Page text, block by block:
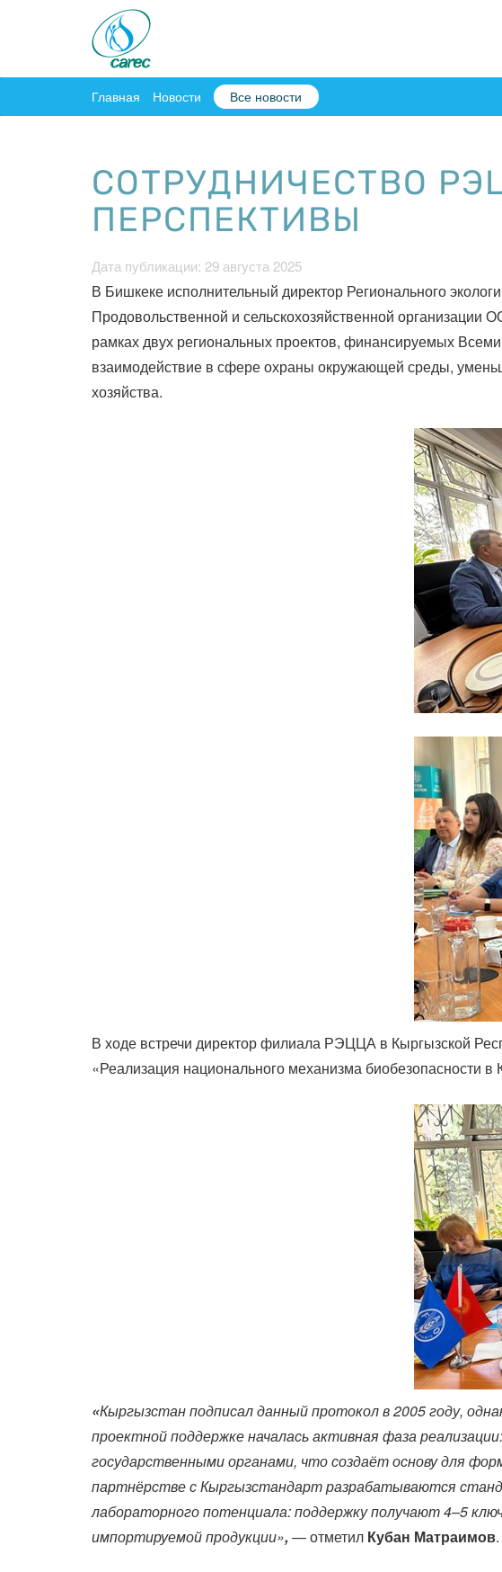
Главная Новости Все новости
СОТРУДНИЧЕСТВО
ПЕРСПЕКТИВЫ
Дата публикации: 29 августа 2025
В Бишкеке исполнительный директор Регионального
Продовольственной и сельскохозяйственной
рамках двух региональных проектов, финансируемых
взаимодействие в сфере охраны окружающей среды,
хозяйства.
В ходе встречи директор филиала РЭЦЦА в Кыргызской
«Реализация национального механизма биобезопасности в
«Кыргызстан подписал данный протокол в 2005 году,
проектной поддержке началась активная фаза
государственными органами, что создаёт основу для
партнёрстве с Кыргызстандарт разрабатываются
лабораторного потенциала: поддержку получают 4–5
импортируемой продукции», — отметил Кубан Матраимов.